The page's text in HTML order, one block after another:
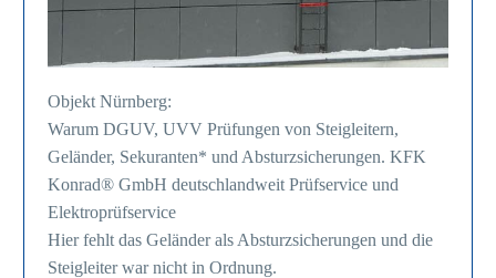
Objekt Nürnberg:
Warum DGUV, UVV Prüfungen von Steigleitern,
Geländer, Sekuranten* und Absturzsicherungen. KFK
Konrad® GmbH deutschlandweit Prüfservice und
Elektroprüfservice
Hier fehlt das Geländer als Absturzsicherungen und die
Steigleiter war nicht in Ordnung.